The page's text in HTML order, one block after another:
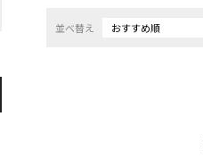
並べ替え おすすめ順